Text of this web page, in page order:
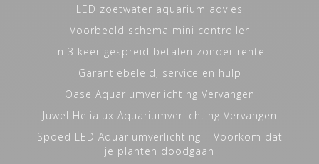
LED zoetwater aquarium advies
Voorbeeld schema mini controller
In 3 keer gespreid betalen zonder rente
Garantiebeleid, service en hulp
Oase Aquariumverlichting Vervangen
Juwel Helialux Aquariumverlichting Vervangen
Spoed LED Aquariumverlichting – Voorkom dat
je planten doodgaan